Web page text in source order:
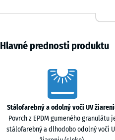
Dlaždice sú vyrobené z čistého
definovanými mechanickými
žiareniu a stabilný v teplotnom
časť je vybavená husto
styčnými plochami, ktoré
podklad a umožňujú voľný odtok
Montáž
Dlaždice sa pokladajú plávajúcim
Hlavné prednosti produktu
Characteristics
Stálofarebný a odolný voči UV
Povrch z EPDM gumeného granulátu
stálofarebný a dlhodobo odolný voči